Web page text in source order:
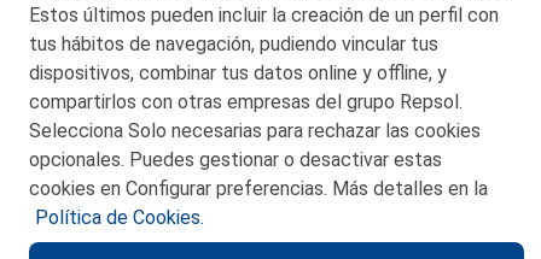
CONTACTO
MAPA WEB
POLITICA DE PRIVACIDAD
Estos últimos pueden incluir la creación de un perfil con
tus hábitos de navegación, pudiendo vincular tus
dispositivos, combinar tus datos online y offline, y
compartirlos con otras empresas del grupo Repsol.
Selecciona Solo necesarias para rechazar las cookies
opcionales. Puedes gestionar o desactivar estas
cookies en Configurar preferencias. Más detalles en la
Política de Cookies.